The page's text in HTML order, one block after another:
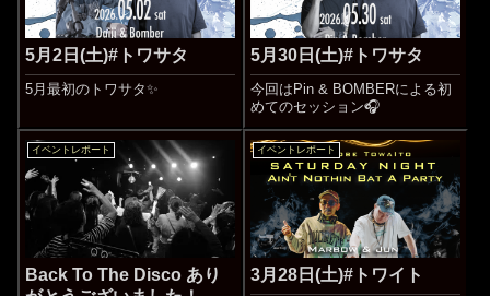
5月2日(土)#トワサタ
5月最初のトワサタ✨
5月30日(土)#トワサタ
今回はPin & BOMBERによる初
めてのセッション🎧
イベントレポート
Back To The Disco あり
イベントレポート
3月28日(土)#トワイト